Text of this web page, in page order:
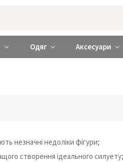
білизну ❤️ brabrabra ❤️ Київ та
Одяг Аксесуари
незначні недоліки фігури;
створення ідеального силуету;